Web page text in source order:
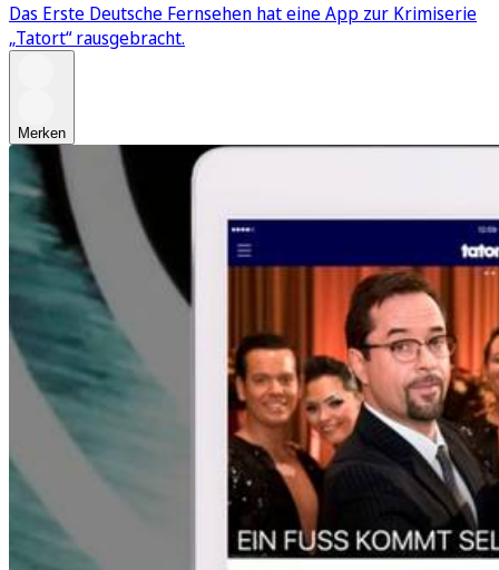
Das Erste Deutsche Fernsehen hat eine App zur Krimiserie
„Tatort“ rausgebracht.
Merken